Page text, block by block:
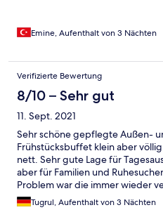
orman yangınları havasını
Emine, Aufenthalt von 3 Nächten
Verifizierte Bewertung
8/10 – Sehr gut
11. Sept. 2021
Sehr schöne gepflegte Außen-
Frühstücksbuffet klein aber
nett. Sehr gute Lage für
aber für Familien und
Problem war die immer wieder
Scheinbar durch Feuchttücher
vorigen Gästen im WC entsorgt
Tugrul, Aufenthalt von 3 Nächten